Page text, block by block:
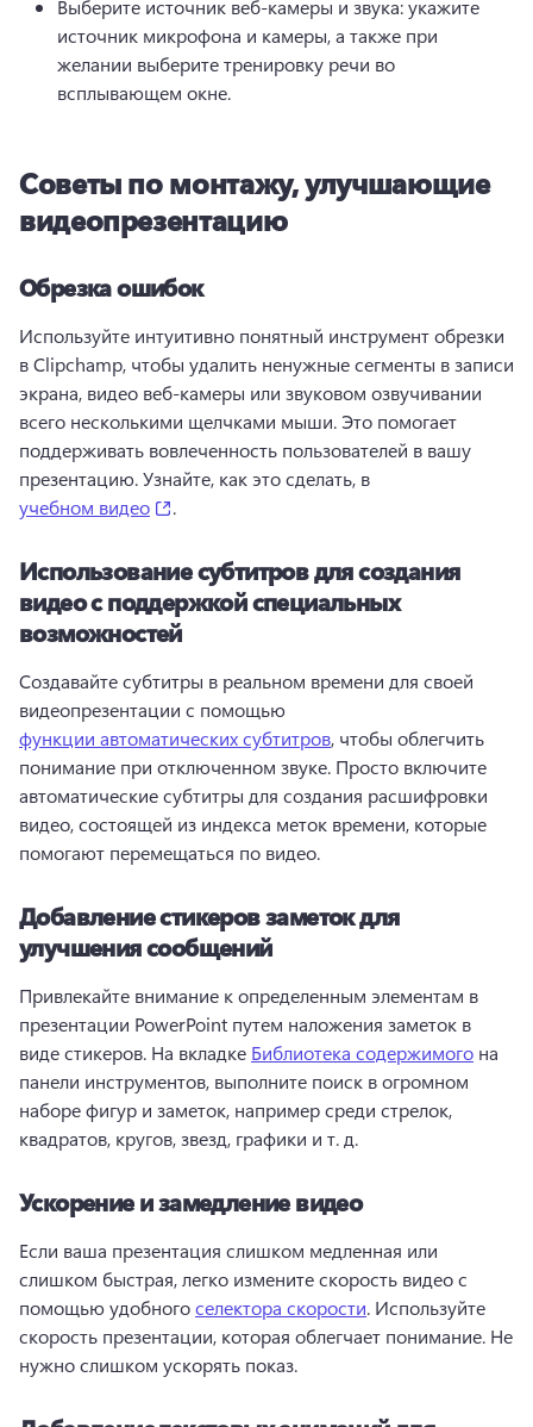
Выберите источник веб-камеры и звука: укажите
источник микрофона и камеры, а также при
желании выберите тренировку речи во
всплывающем окне.
Советы по монтажу, улучшающие
видеопрезентацию
Обрезка ошибок
Используйте интуитивно понятный инструмент обрезки
в Clipchamp, чтобы удалить ненужные сегменты в записи
экрана, видео веб-камеры или звуковом озвучивании
всего несколькими щелчками мыши. Это помогает
поддерживать вовлеченность пользователей в вашу
презентацию. Узнайте, как это сделать, в
учебном видео
(opens in a new tab)
.
Использование субтитров для создания
видео с поддержкой специальных
возможностей
Создавайте субтитры в реальном времени для своей
видеопрезентации с помощью
функции автоматических субтитров, чтобы облегчить
понимание при отключенном звуке. Просто включите
автоматические субтитры для создания расшифровки
видео, состоящей из индекса меток времени, которые
помогают перемещаться по видео.
Добавление стикеров заметок для
улучшения сообщений
Привлекайте внимание к определенным элементам в
презентации PowerPoint путем наложения заметок в
виде стикеров. На вкладке Библиотека содержимого на
панели инструментов, выполните поиск в огромном
наборе фигур и заметок, например среди стрелок,
квадратов, кругов, звезд, графики и т. д.
Ускорение и замедление видео
Если ваша презентация слишком медленная или
слишком быстрая, легко измените скорость видео с
помощью удобного селектора скорости. Используйте
скорость презентации, которая облегчает понимание. Не
нужно слишком ускорять показ.